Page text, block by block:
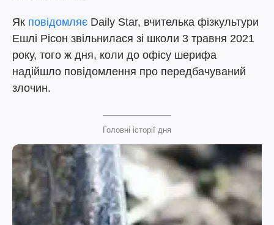
Як повідомляє Daily Star, вчителька фізкультури
Ешлі Рісон звільнилася зі школи 3 травня 2021
року, того ж дня, коли до офісу шерифа
надійшло повідомлення про передбачуваний
злочин.
Головні історії дня